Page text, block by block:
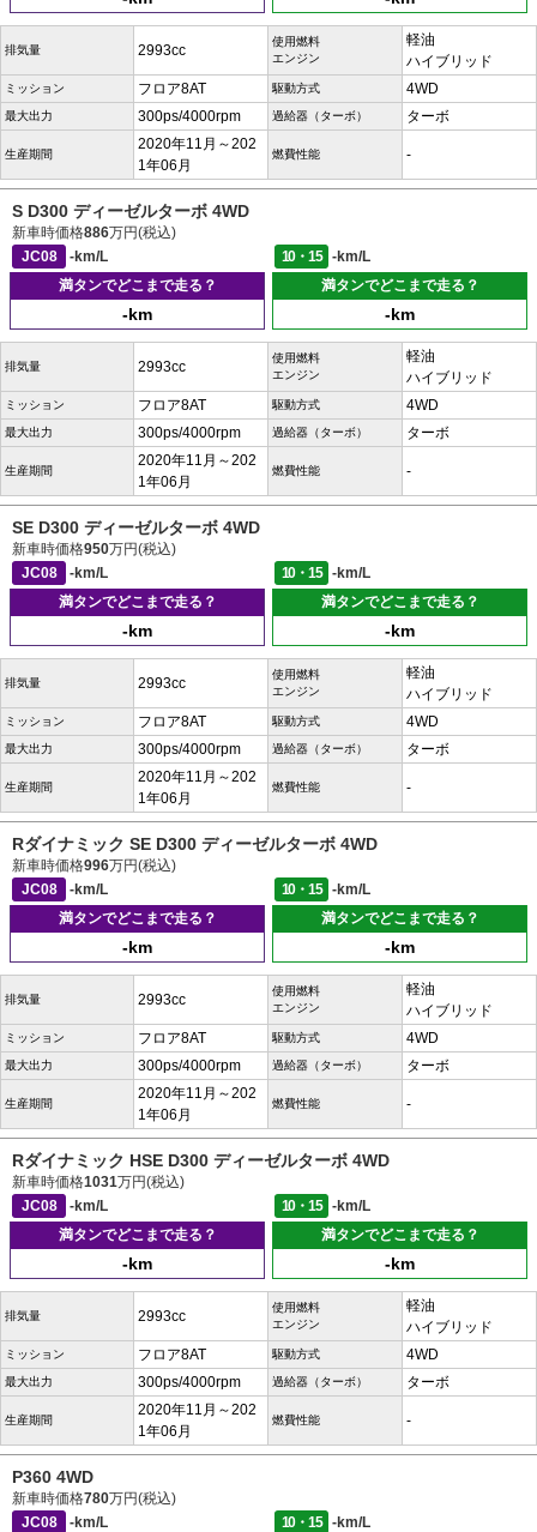
排気量 2993cc
使用燃料
エンジン
軽油
ハイブリッド
ミッション フロア8AT 駆動方式 4WD
最大出力 300ps/4000rpm 過給器（ターボ） ターボ
生産期間
2020年11月～202
1年06月
燃費性能 -
S D300 ディーゼルターボ 4WD
新車時価格886万円(税込)
JC08
-km/L 10・15
-km/L
満タンでどこまで走る？
-km
満タンでどこまで走る？
-km
排気量 2993cc
使用燃料
エンジン
軽油
ハイブリッド
ミッション フロア8AT 駆動方式 4WD
最大出力 300ps/4000rpm 過給器（ターボ） ターボ
生産期間
2020年11月～202
1年06月
燃費性能 -
SE D300 ディーゼルターボ 4WD
新車時価格950万円(税込)
JC08
-km/L 10・15
-km/L
満タンでどこまで走る？
-km
満タンでどこまで走る？
-km
排気量 2993cc
使用燃料
エンジン
軽油
ハイブリッド
ミッション フロア8AT 駆動方式 4WD
最大出力 300ps/4000rpm 過給器（ターボ） ターボ
生産期間
2020年11月～202
1年06月
燃費性能 -
Rダイナミック SE D300 ディーゼルターボ 4WD
新車時価格996万円(税込)
JC08
-km/L 10・15
-km/L
満タンでどこまで走る？
-km
満タンでどこまで走る？
-km
排気量 2993cc
使用燃料
エンジン
軽油
ハイブリッド
ミッション フロア8AT 駆動方式 4WD
最大出力 300ps/4000rpm 過給器（ターボ） ターボ
生産期間
2020年11月～202
1年06月
燃費性能 -
Rダイナミック HSE D300 ディーゼルターボ 4WD
新車時価格1031万円(税込)
JC08
-km/L 10・15
-km/L
満タンでどこまで走る？
-km
満タンでどこまで走る？
-km
排気量 2993cc
使用燃料
エンジン
軽油
ハイブリッド
ミッション フロア8AT 駆動方式 4WD
最大出力 300ps/4000rpm 過給器（ターボ） ターボ
生産期間
2020年11月～202
1年06月
燃費性能 -
P360 4WD
新車時価格780万円(税込)
JC08
-km/L 10・15 -km/L